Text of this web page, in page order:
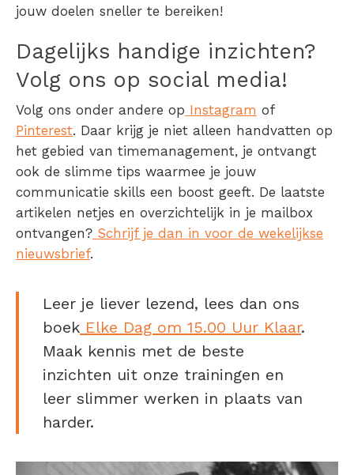
jouw doelen sneller te bereiken!
Dagelijks handige inzichten?
Volg ons op social media!
Volg ons onder andere op Instagram of
Pinterest. Daar krijg je niet alleen handvatten op
het gebied van timemanagement, je ontvangt
ook de slimme tips waarmee je jouw
communicatie skills een boost geeft. De laatste
artikelen netjes en overzichtelijk in je mailbox
ontvangen? Schrijf je dan in voor de wekelijkse
nieuwsbrief.
Leer je liever lezend, lees dan ons
boek Elke Dag om 15.00 Uur Klaar.
Maak kennis met de beste
inzichten uit onze trainingen en
leer slimmer werken in plaats van
harder.